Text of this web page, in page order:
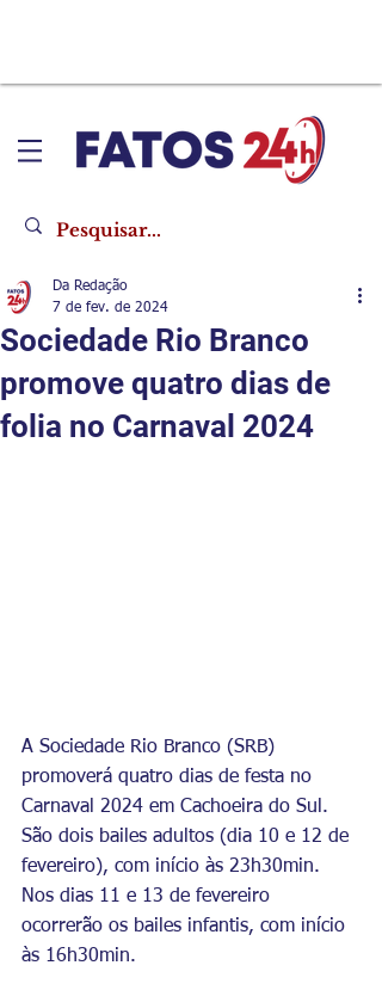
Sociedade Rio Branco
promove quatro dias de
folia no Carnaval 2024
Da Redação
7 de fev. de 2024
A Sociedade Rio Branco (SRB)
promoverá quatro dias de festa no
Carnaval 2024 em Cachoeira do Sul.
São dois bailes adultos (dia 10 e 12 de
fevereiro), com início às 23h30min.
Nos dias 11 e 13 de fevereiro
ocorrerão os bailes infantis, com início
às 16h30min.